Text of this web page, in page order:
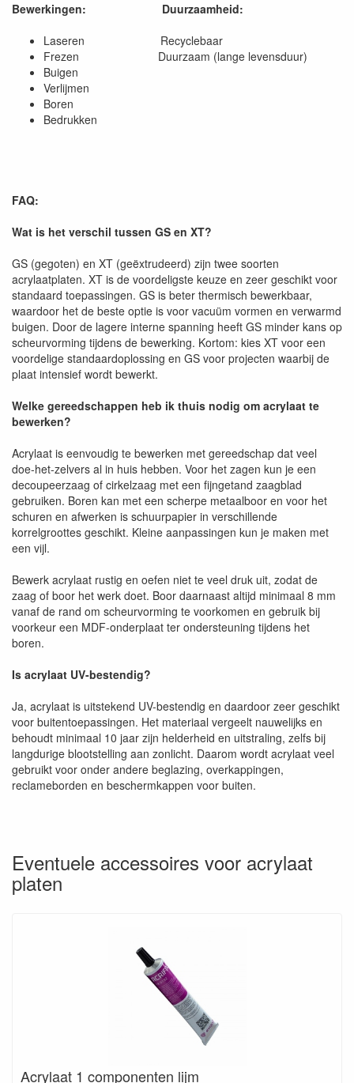
Bewerkingen:
Duurzaamheid:
Laseren Recyclebaar
Frezen Duurzaam (lange levensduur)
Buigen
Verlijmen
Boren
Bedrukken
FAQ:
Wat is het verschil tussen GS en XT?
GS (gegoten) en XT (geëxtrudeerd) zijn twee soorten
acrylaatplaten. XT is de voordeligste keuze en zeer geschikt voor
standaard toepassingen. GS is beter thermisch bewerkbaar,
waardoor het de beste optie is voor vacuüm vormen en verwarmd
buigen. Door de lagere interne spanning heeft GS minder kans op
scheurvorming tijdens de bewerking. Kortom: kies XT voor een
voordelige standaardoplossing en GS voor projecten waarbij de
plaat intensief wordt bewerkt.
Welke gereedschappen heb ik thuis nodig om acrylaat te
bewerken?
Acrylaat is eenvoudig te bewerken met gereedschap dat veel
doe-het-zelvers al in huis hebben. Voor het zagen kun je een
decoupeerzaag of cirkelzaag met een fijngetand zaagblad
gebruiken. Boren kan met een scherpe metaalboor en voor het
schuren en afwerken is schuurpapier in verschillende
korrelgroottes geschikt. Kleine aanpassingen kun je maken met
een vijl.
Bewerk acrylaat rustig en oefen niet te veel druk uit, zodat de
zaag of boor het werk doet. Boor daarnaast altijd minimaal 8 mm
vanaf de rand om scheurvorming te voorkomen en gebruik bij
voorkeur een MDF-onderplaat ter ondersteuning tijdens het
boren.
Is acrylaat UV-bestendig?
Ja, acrylaat is uitstekend UV-bestendig en daardoor zeer geschikt
voor buitentoepassingen. Het materiaal vergeelt nauwelijks en
behoudt minimaal 10 jaar zijn helderheid en uitstraling, zelfs bij
langdurige blootstelling aan zonlicht. Daarom wordt acrylaat veel
gebruikt voor onder andere beglazing, overkappingen,
reclameborden en beschermkappen voor buiten.
Eventuele accessoires voor acrylaat
platen
Acrylaat 1 componenten lijm